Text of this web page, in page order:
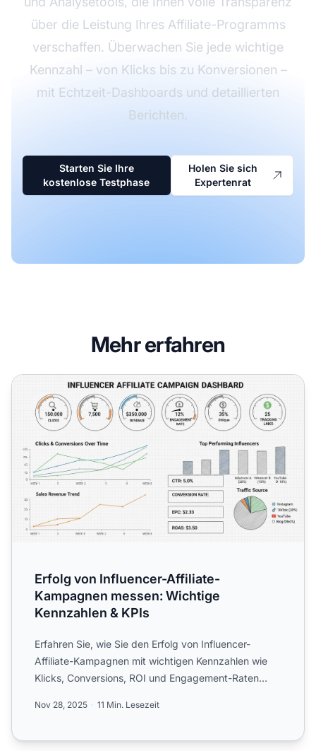
über die Leistung Ihres Affiliate-Programms
verschaffen. Überwachen Sie jede wichtige
Kennzahl – von Klicks bis zu Konversionen –
mit Echtzeit-Dashboards und detaillierten
Berichten.
Starten Sie Ihre
kostenlose Testphase
Holen Sie sich
Expertenrat
Mehr erfahren
Erfolg von Influencer-Affiliate-Kampagnen messen:
Erfolg von Influencer-Affiliate-
Kampagnen messen: Wichtige
Kennzahlen & KPIs
Erfahren Sie, wie Sie den Erfolg von Influencer-
Affiliate-Kampagnen mit wichtigen Kennzahlen wie
Klicks, Conversions, ROI und Engagement-Raten
Nov 28, 2025 11 Min. Lesezeit